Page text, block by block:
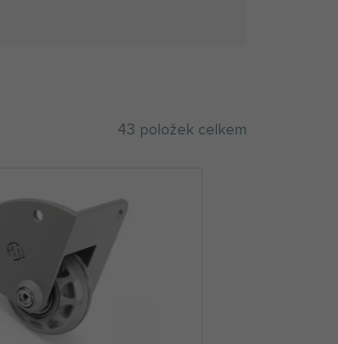
43 položek celkem